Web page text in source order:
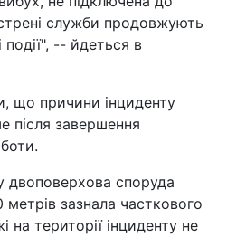
служби продовжують
-- йдеться в
що причини інциденту
після завершення
двоповерхова споруда
зазнала часткового
території інциденту не